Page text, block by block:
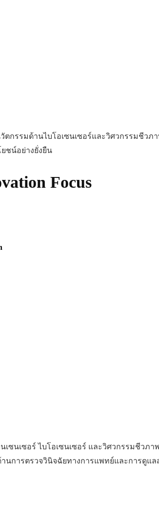
กรรมด้านไบโอเซนเซอร์และวิศวกรรมชีว
ชน์อย่างยั่งยืน
Focus
ซนเซอร์ ไบโอเซนเซอร์ และวิศวกรรมชีวภ
นการตรวจวินิจฉัยทางการแพทย์และการดูแ